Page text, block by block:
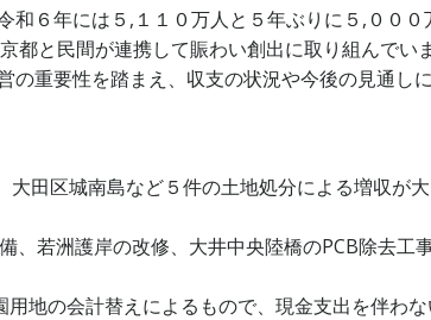
６年には５,１１０万人と５年ぶりに５,０００
都と民間が連携して賑わい創出に取り組んでいま
重要性を踏まえ、収支の状況や今後の見通し
田区城南島など５件の土地処分による増収が
、若洲護岸の改修、大井中央陸橋のPCB除去工
地の会計替えによるもので、現金支出を伴わ